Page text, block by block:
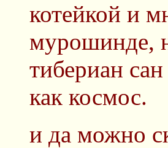
котейкой и
мурошинде,
тибериан
как космос.
и да можно